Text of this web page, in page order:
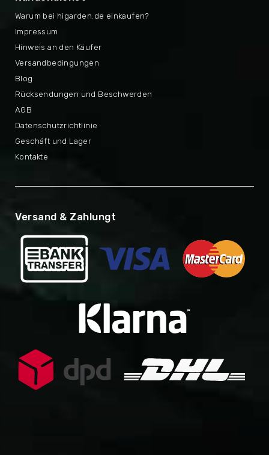
Warum bei higarden.de einkaufen?
Rücksendungen und Beschwerden
Impressum
AGB
Hinweis an den Käufer
Datenschutzrichtlinie
Versandbedingungen
Geschäft und Lager
Blog
Kontakte
Versand & Zahlungt